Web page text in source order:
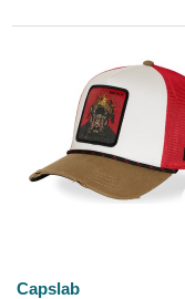
Capslab